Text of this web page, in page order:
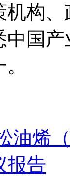
机构
国
油烯
报告